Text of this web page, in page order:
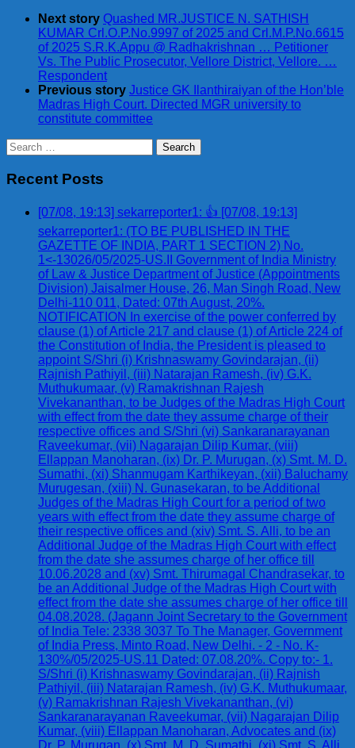
Next story Quashed MR.JUSTICE N. SATHISH
KUMAR Crl.O.P.No.9997 of 2025 and Crl.M.P.No.6615
of 2025 S.R.K.Appu @ Radhakrishnan … Petitioner
Vs. The Public Prosecutor, Vellore District, Vellore. …
Respondent
Previous story Justice GK Ilanthiraiyan of the Hon’ble
Madras High Court. Directed MGR university to
constitute committee
Search
for:
Recent Posts
[07/08, 19:13] sekarreporter1: 👍 [07/08, 19:13]
sekarreporter1: (TO BE PUBLISHED IN THE
GAZETTE OF INDIA, PART 1 SECTION 2) No.
1<-13026/05/2025-US.II Government of India Ministry
of Law & Justice Department of Justice (Appointments
Division) Jaisalmer House, 26, Man Singh Road, New
Delhi-110 011, Dated: 07th August, 20%.
NOTIFICATION In exercise of the power conferred by
clause (1) of Article 217 and clause (1) of Article 224 of
the Constitution of India, the President is pleased to
appoint S/Shri (i) Krishnaswamy Govindarajan, (ii)
Rajnish Pathiyil, (iii) Natarajan Ramesh, (iv) G.K.
Muthukumaar, (v) Ramakrishnan Rajesh
Vivekananthan, to be Judges of the Madras High Court
with effect from the date they assume charge of their
respective offices and S/Shri (vi) Sankaranarayanan
Raveekumar, (vii) Nagarajan Dilip Kumar, (viii)
Ellappan Manoharan, (ix) Dr. P. Murugan, (x) Smt. M. D.
Sumathi, (xi) Shanmugam Karthikeyan, (xii) Baluchamy
Murugesan, (xiii) N. Gunasekaran, to be Additional
Judges of the Madras High Court for a period of two
years with effect from the date they assume charge of
their respective offices and (xiv) Smt. S. Alli, to be an
Additional Judge of the Madras High Court with effect
from the date she assumes charge of her office till
10.06.2028 and (xv) Smt. Thirumagal Chandrasekar, to
be an Additional Judge of the Madras High Court with
effect from the date she assumes charge of her office till
04.08.2028. (Jagann Joint Secretary to the Government
of India Tele: 2338 3037 To The Manager, Government
of India Press, Minto Road, New Delhi. - 2 - No. K-
130%/05/2025-US.11 Dated: 07.08.20%. Copy to:- 1.
S/Shri (i) Krishnaswamy Govindarajan, (ii) Rajnish
Pathiyil, (iii) Natarajan Ramesh, (iv) G.K. Muthukumaar,
(v) Ramakrishnan Rajesh Vivekananthan, (vi)
Sankaranarayanan Raveekumar, (vii) Nagarajan Dilip
Kumar, (viii) Ellappan Manoharan, Advocates and (ix)
Dr. P. Murugan, (x) Smt. M. D. Sumathi, (xi) Smt. S. Alli,